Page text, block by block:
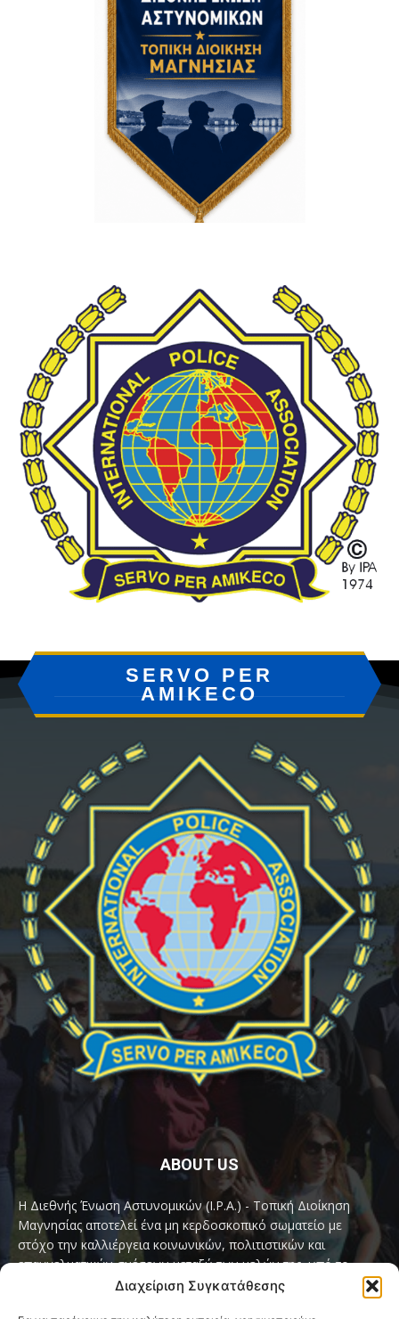
Διαχείριση Συγκατάθεσης
SERVO PER
AMIKECO
ABOUT US
Η Διεθνής Ένωση Αστυνομικών (I.P.A.) - Τοπική Διοίκηση
Μαγνησίας αποτελεί ένα μη κερδοσκοπικό σωματείο με
στόχο την καλλιέργεια κοινωνικών, πολιτιστικών και
επαγγελματικών σχέσεων μεταξύ των μελών της, υπό το
παγκόσμιο σύνθημα «Servo per Amikeco» (Υπηρετώ δια της